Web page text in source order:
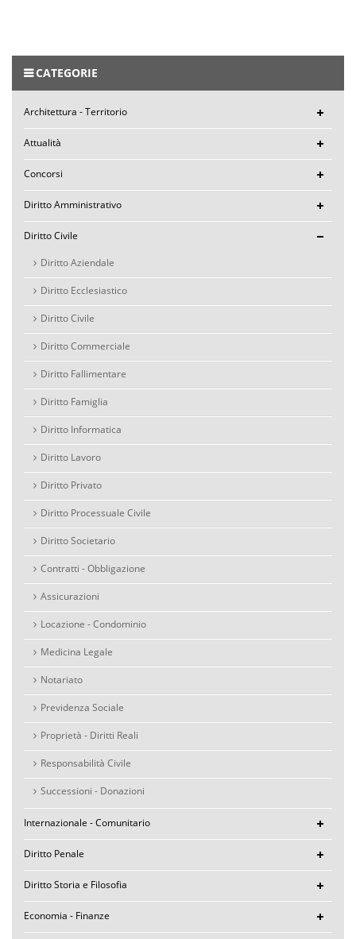
CATEGORIE
Architettura - Territorio
Attualità
Concorsi
Diritto Amministrativo
Diritto Civile
Diritto Aziendale
Diritto Ecclesiastico
Diritto Civile
Diritto Commerciale
Diritto Fallimentare
Diritto Famiglia
Diritto Informatica
Diritto Lavoro
Diritto Privato
Diritto Processuale Civile
Diritto Societario
Contratti - Obbligazione
Assicurazioni
Locazione - Condominio
Medicina Legale
Notariato
Previdenza Sociale
Proprietà - Diritti Reali
Responsabilità Civile
Successioni - Donazioni
Internazionale - Comunitario
Diritto Penale
Diritto Storia e Filosofia
Economia - Finanze